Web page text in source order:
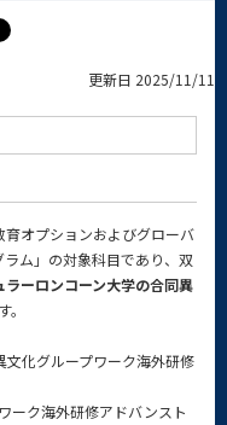
更新日 2025/11/11
オプションおよびグローバ
ム」の対象科目であり、双
ラーロンコーン大学の合同異
。
文化グループワーク海外研修
ーク海外研修アドバンスト